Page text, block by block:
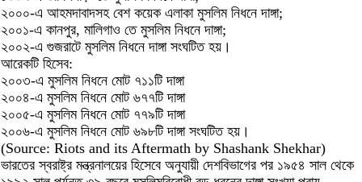
২০০০-এ আহমদাবাদসহ বেশ কয়েক এলাকা মুসলিম নিধনে দাঙ্গা;
২০০১-এ কানপুর, মালিগাও তে মুসলিম নিধনে দাঙ্গা;
২০০২-এ গুজরাটে মুসলিম নিধনে দাঙ্গা সংঘটিত হয়।
আরেকটি হিসেব:
২০০৩-এ মুসলিম নিধনে মোট ৭১১টি দাঙ্গা
২০০৪-এ মুসলিম নিধনে মোট ৬৭৭টি দাঙ্গা
২০০৫-এ মুসলিম নিধনে মোট ৭৭৯টি দাঙ্গা
২০০৬-এ মুসলিম নিধনে মোট ৬৯৮টি দাঙ্গা সংঘটিত হয়।
(Source: Riots and its Aftermath by Shashank Shekhar)
ভারতের স্বরাষ্ট্র মন্ত্রনালয়ের হিসেবে অনুযায়ী দেশবিভাগের পর ১৯৫৪ সাল থেকে